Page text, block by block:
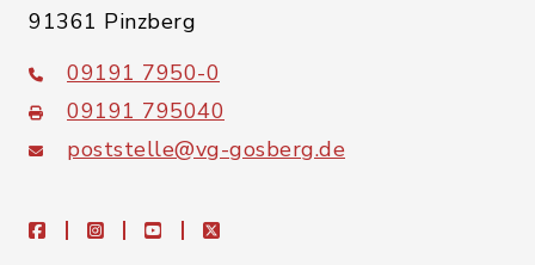
91361 Pinzberg
09191 7950-0
09191 795040
poststelle@vg-gosberg.de
facebookinstagramyoutubeX